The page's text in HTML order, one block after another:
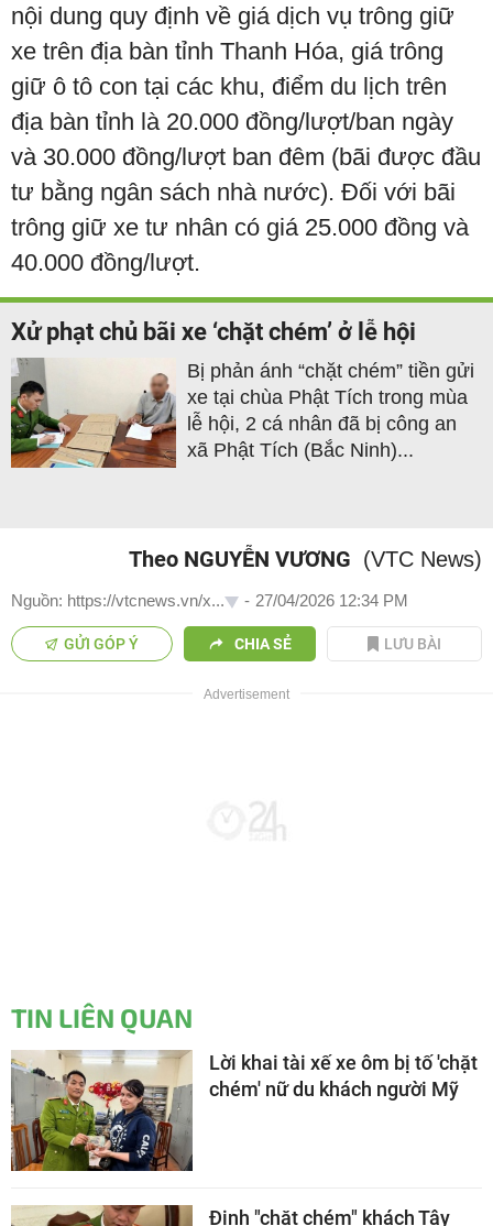
nội dung quy định về giá dịch vụ trông giữ
xe trên địa bàn tỉnh Thanh Hóa, giá trông
giữ ô tô con tại các khu, điểm du lịch trên
địa bàn tỉnh là 20.000 đồng/lượt/ban ngày
và 30.000 đồng/lượt ban đêm (bãi được đầu
tư bằng ngân sách nhà nước). Đối với bãi
trông giữ xe tư nhân có giá 25.000 đồng và
40.000 đồng/lượt.
Xử phạt chủ bãi xe ‘chặt chém’ ở lễ hội
Bị phản ánh “chặt chém” tiền gửi
xe tại chùa Phật Tích trong mùa
lễ hội, 2 cá nhân đã bị công an
xã Phật Tích (Bắc Ninh)...
Theo NGUYỄN VƯƠNG (VTC News)
Nguồn: https://vtcnews.vn/x... - 27/04/2026 12:34 PM
GỬI GÓP Ý CHIA SẺ LƯU BÀI
TIN LIÊN QUAN
Lời khai tài xế xe ôm bị tố 'chặt
chém' nữ du khách người Mỹ
Định "chặt chém" khách Tây